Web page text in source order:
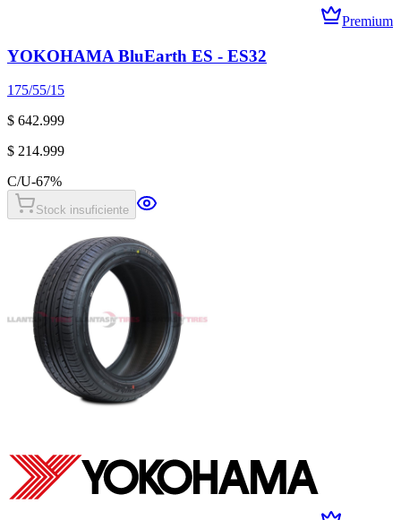
Premium
YOKOHAMA BluEarth ES - ES32
175/55/15
$ 642.999
$ 214.999
C/U-67%
Stock insuficiente